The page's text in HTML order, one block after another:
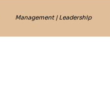
Management | Leadership